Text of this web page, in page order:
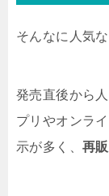
そんなに人気
発売直後から人
プリやオンラ
示が多く、 再